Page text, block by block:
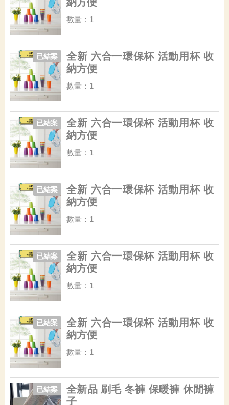
數量：1
全新 六合一環保杯 活動用杯 收
納方便
已結案
數量：1
全新 六合一環保杯 活動用杯 收
納方便
已結案
數量：1
全新 六合一環保杯 活動用杯 收
納方便
已結案
數量：1
全新 六合一環保杯 活動用杯 收
納方便
已結案
數量：1
全新 六合一環保杯 活動用杯 收
納方便
已結案
數量：1
全新品 刷毛 冬褲 保暖褲 休閒褲
子
已結案